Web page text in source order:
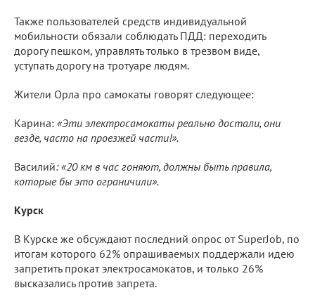
Также пользователей средств индивидуальной
мобильности обязали соблюдать ПДД: переходить
дорогу пешком, управлять только в трезвом виде,
уступать дорогу на тротуаре людям.
Жители Орла про самокаты говорят следующее:
Карина: «Эти электросамокаты реально достали, они
везде, часто на проезжей части!».
Василий: «20 км в час гоняют, должны быть правила,
которые бы это ограничили».
Курск
В Курске же обсуждают последний опрос от SuperJob, по
итогам которого 62% опрашиваемых поддержали идею
запретить прокат электросамокатов, и только 26%
высказались против запрета.